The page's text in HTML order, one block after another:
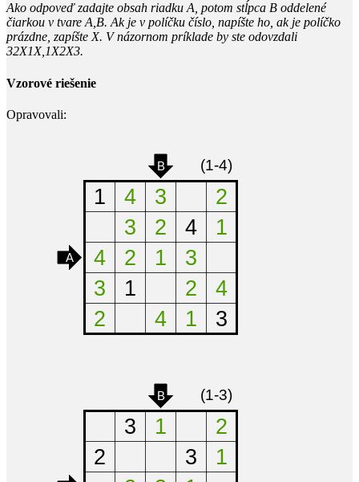
Ako odpoveď zadajte obsah riadku A, potom stĺpca B oddelené
čiarkou v tvare A,B. Ak je v políčku číslo, napíšte ho, ak je políčko
prázdne, zapíšte X. V názornom príklade by ste odovzdali
32X1X,1X2X3.
Vzorové riešenie
Opravovali: